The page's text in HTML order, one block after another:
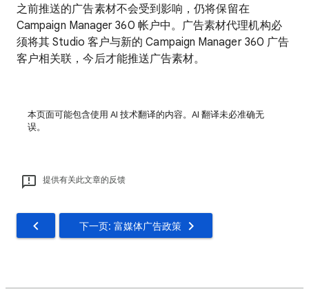
之前推送的广告素材不会受到影响，仍将保留在
Campaign Manager 360 帐户中。广告素材代理机构必
须将其 Studio 客户与新的 Campaign Manager 360 广告
客户相关联，今后才能推送广告素材。
本页面可能包含使用 AI 技术翻译的内容。AI 翻译未必准确无
误。
提供有关此文章的反馈
下一页: 富媒体广告政策